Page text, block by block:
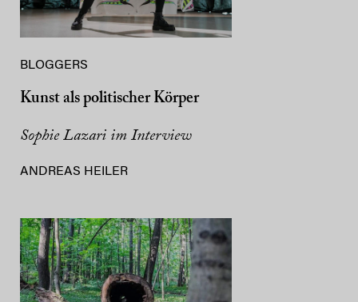
BLOGGERS
Kunst als politischer Körper
Sophie Lazari im Interview
ANDREAS HEILER